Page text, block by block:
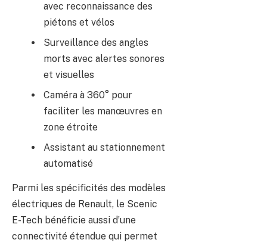
avec reconnaissance des
piétons et vélos
Surveillance des angles
morts avec alertes sonores
et visuelles
Caméra à 360° pour
faciliter les manœuvres en
zone étroite
Assistant au stationnement
automatisé
Parmi les spécificités des modèles
électriques de Renault, le Scenic
E-Tech bénéficie aussi d’une
connectivité étendue qui permet